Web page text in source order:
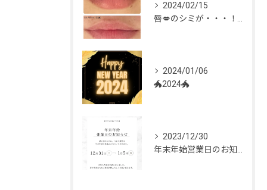
2024/02/15
唇💋のシミが・・・！！！
2024/01/06
🐲2024🐲
2023/12/30
年末年始営業日のお知らせです❥